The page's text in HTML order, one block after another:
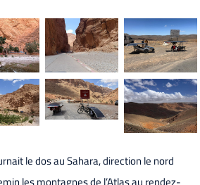
le dos au Sahara, direction le nord
les montagnes de l’Atlas au rendez-